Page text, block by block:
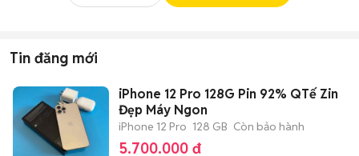
Tin đăng mới
iPhone 12 Pro 128G Pin 92% QTế Zin
Đẹp Máy Ngon
iPhone 12 Pro 128 GB Còn bảo hành
5.700.000 đ